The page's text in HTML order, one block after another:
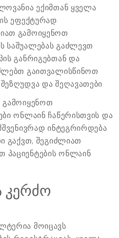
ექიმთან ყველა
ეფექტურად
გამოიყენოთ
საშუალებას გაძლევთ
განრიგებთან და
გაითვალისწინოთ
და შეღავათები.
გამოიყენოთ
ონლაინ ჩაწერისთვის და
ინტეგრირდება
გაქვთ, შეგიძლიათ
პაციენტების ონლაინ
კერძო
მოიცავს